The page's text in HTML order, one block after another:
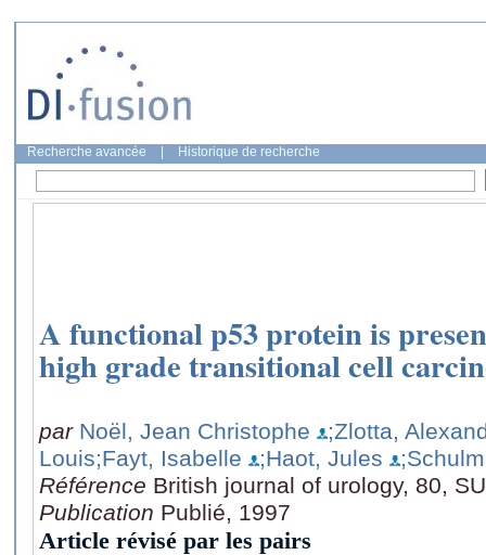
Recherche avancée Historique de recherche
A functional p53 protein is
high grade transitional cell
par Noël, Jean Christophe
;Zlotta,
Louis;Fayt, Isabelle ;Haot, Jules
Référence British journal of urology, 80,
Publication Publié, 1997
Article révisé par les pairs